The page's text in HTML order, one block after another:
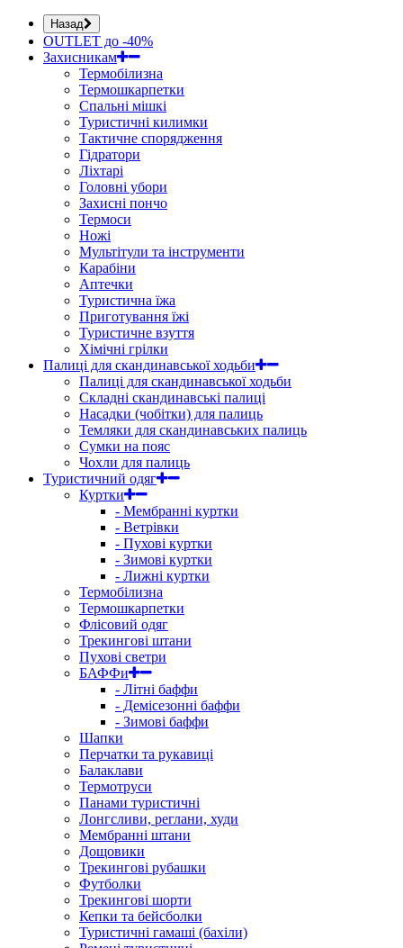
Назад
OUTLET до -40%
Захисникам
Термобілизна
Термошкарпетки
Спальні мішкі
Туристичні килимки
Тактичне спорядження
Гідратори
Ліхтарі
Головні убори
Захисні пончо
Термоси
Ножі
Мультітули та інструменти
Карабіни
Аптечки
Туристична їжа
Приготування їжі
Туристичне взуття
Хімічні грілки
Палиці для скандинавської ходьби
Палиці для скандинавської ходьби
Складні скандинавські палиці
Насадки (чобітки) для палиць
Темляки для скандинавських палиць
Сумки на пояс
Чохли для палиць
Туристичний одяг
Куртки
- Мембранні куртки
- Ветрівки
- Пухові куртки
- Зимові куртки
- Лижні куртки
Термобілизна
Термошкарпетки
Флісовий одяг
Трекингові штани
Пухові светри
БАФФи
- Літні баффи
- Демісезонні баффи
- Зимові баффи
Шапки
Перчатки та рукавиці
Балаклави
Термотруси
Панами туристичні
Лонгсливи, реглани, худи
Мембранні штани
Дощовики
Трекингові рубашки
Футболки
Трекингові шорти
Кепки та бейсболки
Туристичні гамаші (бахіли)